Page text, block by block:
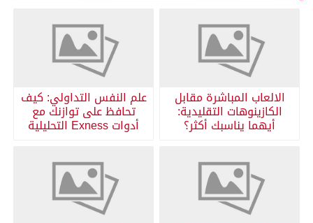
الالعاب المباشرة مقابل
الكازينوهات التقليدية:
أيهما يناسبك أكثر؟
علم النفس التداولي: كيف
تحافظ على توازنك مع
أدوات Exness التحليلية